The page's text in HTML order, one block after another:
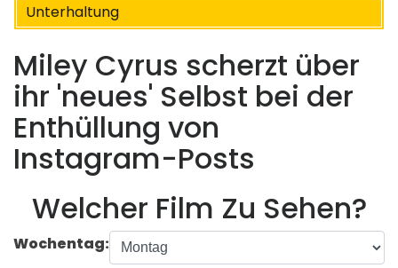
Unterhaltung
Miley Cyrus scherzt über
ihr 'neues' Selbst bei der
Enthüllung von
Instagram-Posts
Welcher Film Zu Sehen?
Wochentag: